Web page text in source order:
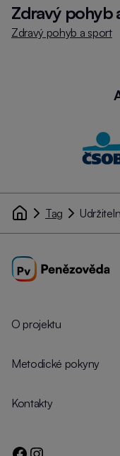
Zdravý pohyb
Zdravý pohyb a sport
Tag
O projektu
Metodické pokyny
Kontakty